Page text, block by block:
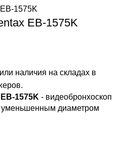
EB-1575K
наличия на складах в
1575K - видеобронхоскоп
уменьшенным диаметром